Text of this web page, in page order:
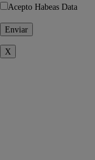
Acepto Habeas Data
X